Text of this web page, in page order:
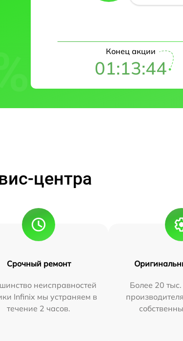
Конец акции
01:13:43
центра
Срочный ремонт
неисправностей
Infinix мы устраняем в
течение 2 часов.
Более 20